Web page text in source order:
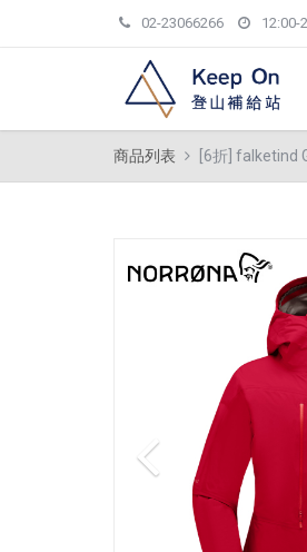
02-23066266 12:00-
商品列表 [6折] falketind